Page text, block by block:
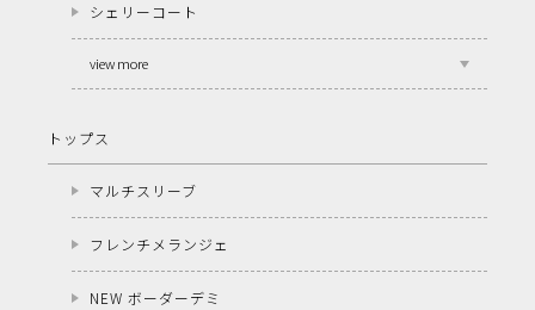
シェリーコート
view more
トップス
マルチスリーブ
フレンチメランジェ
NEW ボーダーデミ